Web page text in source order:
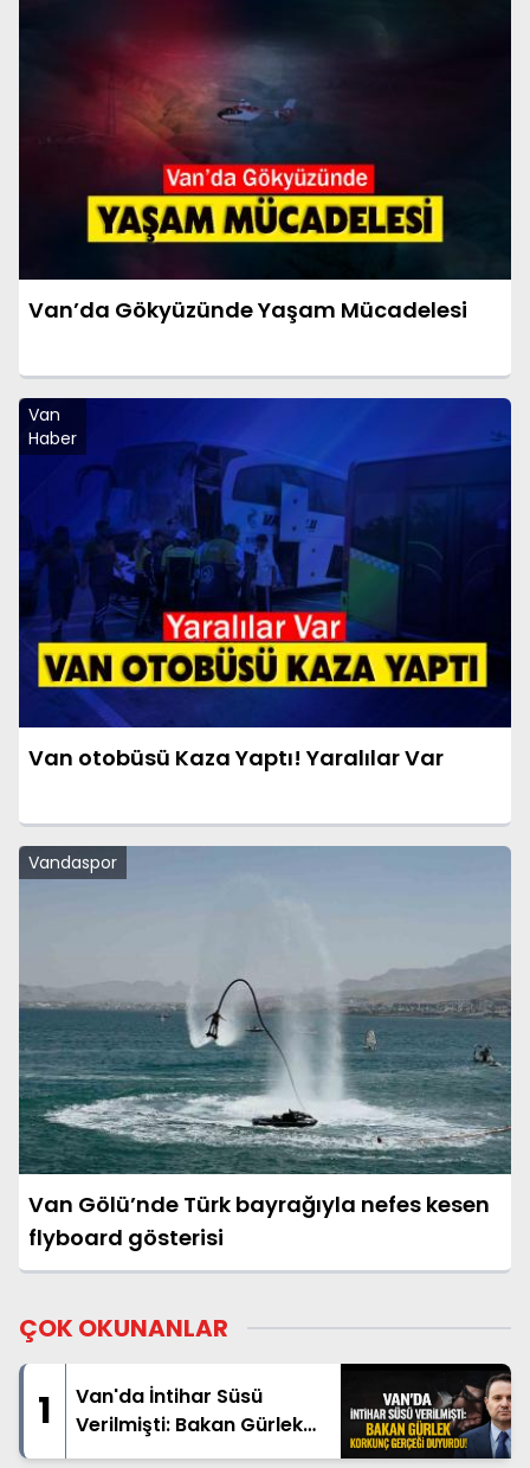
Van’da Gökyüzünde Yaşam Mücadelesi
Van
Haber
Van otobüsü Kaza Yaptı! Yaralılar Var
Vandaspor
Van Gölü’nde Türk bayrağıyla nefes kesen
flyboard gösterisi
ÇOK OKUNANLAR
1
Van'da İntihar Süsü
Verilmişti: Bakan Gürlek
Korkunç Gerçeği Duyurdu!